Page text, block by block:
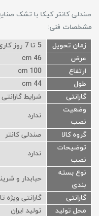
صندلی کانتر کیکا با تشک
مشخصات فنی:
زمان تحویل
5 تا 7 روز کاری پس از خرید
عرض
46 cm
ارتفاع
100 cm
طول
44 cm
گارانتی
شرایط
وضعیت
نصب
ندارد
گروه کالا
صندلی کانتر
توضیحات
نصب
ندارد
نوع بسته
بندی
حبابدار و
گارانتی
گارانتی ویژه
محل تولید
تولید ایران